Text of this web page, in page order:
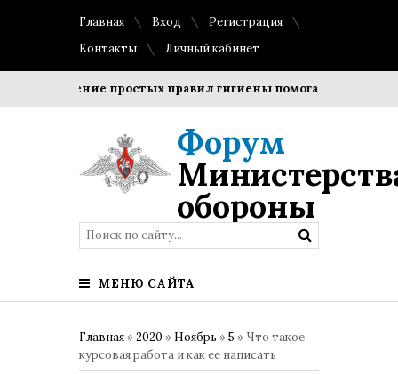
Главная Вход
Регистрация
Контакты
Личный кабинет
простых правил гигиены помогает сохранить
Форум
обороны
МЕНЮ САЙТА
Главная »2020 » Ноябрь »5 » Что такое
курсовая работа и как ее написать